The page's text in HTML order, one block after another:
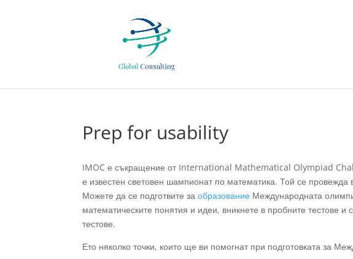
Prep for usability
IMOC е съкращение от International Mathematical Olympiad
е известен световен шампионат по математика. Той се провежда
Можете да се подготвите заобразование Международната
математическите понятия и идеи, вникнете в пробните тестове
тестове.
Ето няколко точки, които ще ви помогнат при подготовката за